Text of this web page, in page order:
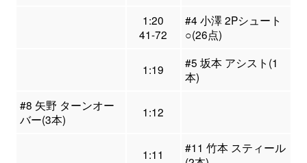
1:20
41-72
#4 小澤 2Pシュート
○(26点)
1:19
#5 坂本 アシスト(1
本)
#8 矢野 ターンオー
バー(3本)
1:12
1:11
#11 竹本 スティール